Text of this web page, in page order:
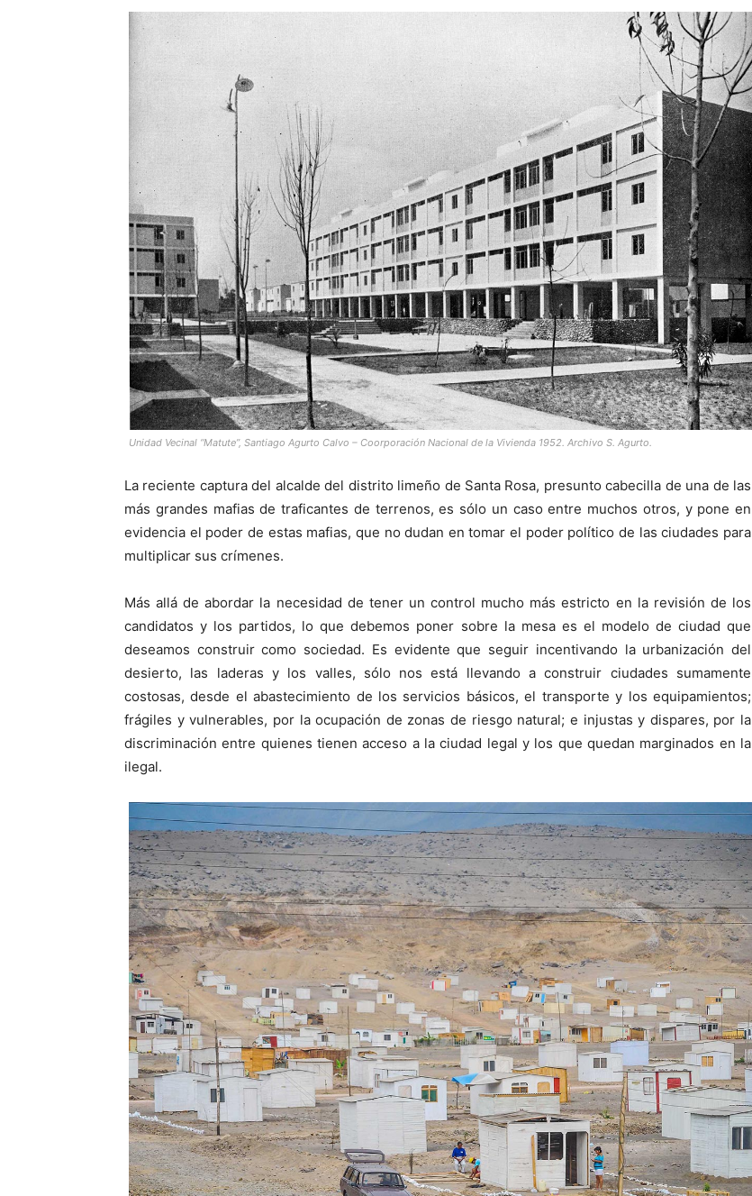
Unidad Vecinal “Matute”, Santiago Agurto Calvo – Coorporación Nacional de la Vivienda 1952. Archivo S. Agurto.
La reciente captura del alcalde del distrito limeño de Santa Rosa, presunto cabecilla de una de las
más grandes mafias de traficantes de terrenos, es sólo un caso entre muchos otros, y pone en
evidencia el poder de estas mafias, que no dudan en tomar el poder político de las ciudades para
multiplicar sus crímenes.
Más allá de abordar la necesidad de tener un control mucho más estricto en la revisión de los
candidatos y los partidos, lo que debemos poner sobre la mesa es el modelo de ciudad que
deseamos construir como sociedad. Es evidente que seguir incentivando la urbanización del
desierto, las laderas y los valles, sólo nos está llevando a construir ciudades sumamente
costosas, desde el abastecimiento de los servicios básicos, el transporte y los equipamientos;
frágiles y vulnerables, por la ocupación de zonas de riesgo natural; e injustas y dispares, por la
discriminación entre quienes tienen acceso a la ciudad legal y los que quedan marginados en la
ilegal.